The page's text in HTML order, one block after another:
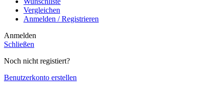
Vergleichen
Anmelden / Registrieren
Anmelden
Schließen
Noch nicht registiert?
Benutzerkonto erstellen